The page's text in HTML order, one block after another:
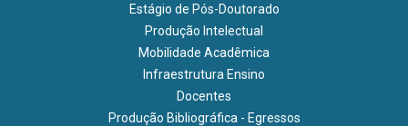
Estágio de Pós-Doutorado
Produção Intelectual
Mobilidade Acadêmica
Infraestrutura Ensino
Docentes
Produção Bibliográfica - Egressos